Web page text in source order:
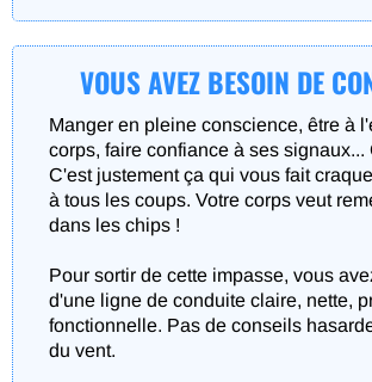
VOUS AVEZ BESOIN DE
Manger en pleine conscience, être à
corps, faire confiance à ses signaux...
C'est justement ça qui vous fait
à tous les coups. Votre corps veut
dans les chips !
Pour sortir de cette impasse, vous
d'une ligne de conduite claire, nette,
fonctionnelle. Pas de conseils
du vent.